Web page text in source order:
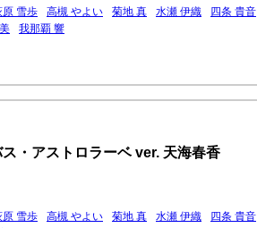
原 雪歩 高槻 やよい 菊地 真 水瀬 伊織
四条 貴音
我那覇 響
・アストロラーベ ver. 天海春香
原 雪歩 高槻 やよい 菊地 真 水瀬 伊織
四条 貴音